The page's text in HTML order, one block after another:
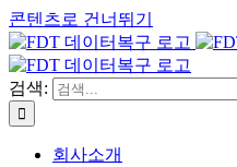
콘텐츠로 건너뛰기
검색:
회사소개